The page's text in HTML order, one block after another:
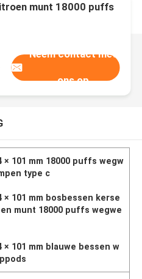
munt 18000 puffs
Neem contact met
ons op
× 101 mm 18000 puffs wegw
type c
× 101 mm bosbessen kerse
munt 18000 puffs wegwe
× 101 mm blauwe bessen w